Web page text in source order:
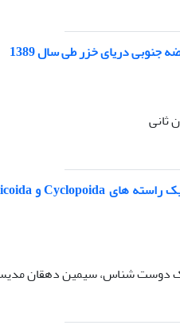
جنوبی دریای خزر طی سال 1389
ثانی
دوست شناس، سیمین دهقان